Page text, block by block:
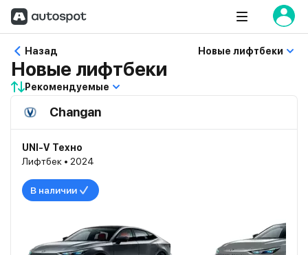
Назад Новые лифтбеки
Новые лифтбеки
Рекомендуемые
Changan
UNI-V Техно
Лифтбек • 2024
В наличии